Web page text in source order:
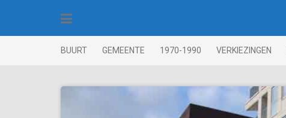
BUURT GEMEENTE 1970-1990 VERKIEZINGEN